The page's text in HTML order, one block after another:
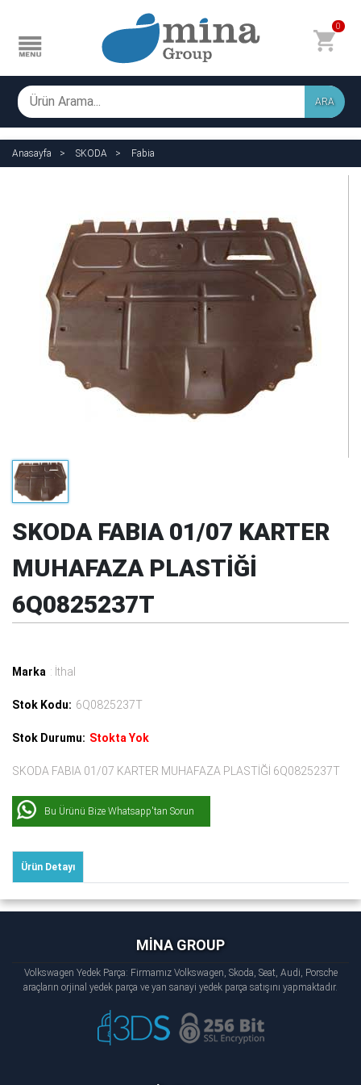
0
ARA
Anasayfa SKODA Fabia
SKODA FABIA 01/07 KARTER
MUHAFAZA PLASTİĞİ
6Q0825237T
Marka : İthal
Stok Kodu: 6Q0825237T
Stok Durumu: Stokta Yok
SKODA FABIA 01/07 KARTER MUHAFAZA PLASTİĞİ 6Q0825237T
Bu Ürünü Bize Whatsapp'tan Sorun
Ürün Detayı
MİNA GROUP
Volkswagen Yedek Parça: Firmamız Volkswagen, Skoda, Seat, Audi, Porsche
araçların orjinal yedek parça ve yan sanayi yedek parça satışını yapmaktadır.